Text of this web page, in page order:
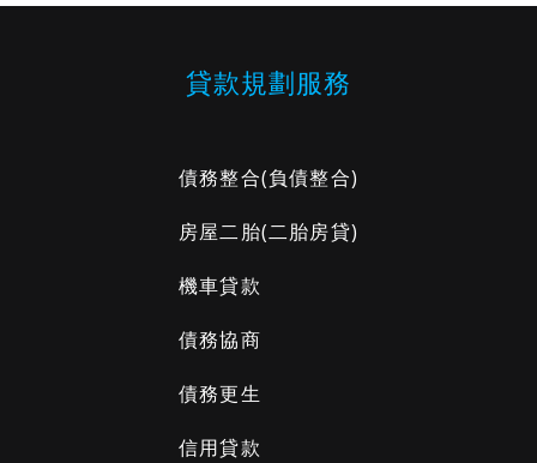
貸款規劃服務
債務整合(負債整合)
房屋二胎(二胎房貸)
機車貸款
債務協商
債務更生
信用貸款